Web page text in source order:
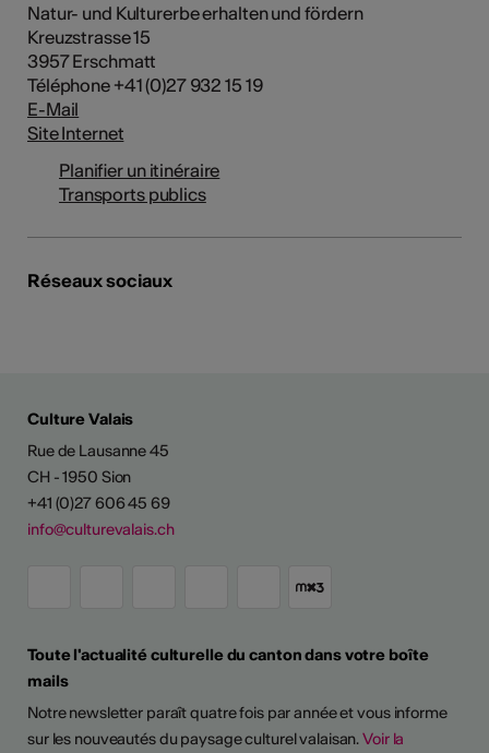
Natur- und Kulturerbe erhalten und fördern
Kreuzstrasse 15
3957 Erschmatt
Téléphone +41 (0)27 932 15 19
E-Mail
Site Internet
Planifier un itinéraire
Transports publics
Réseaux sociaux
Culture Valais
Rue de Lausanne 45
CH - 1950 Sion
+41 (0)27 606 45 69
info@culturevalais.ch
Toute l'actualité culturelle du canton dans votre boîte
mails
Notre newsletter paraît quatre fois par année et vous informe
sur les nouveautés du paysage culturel valaisan.Voir la